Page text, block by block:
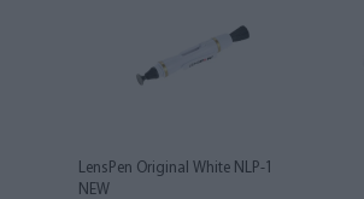
LensPen Original White NLP-1
NEW